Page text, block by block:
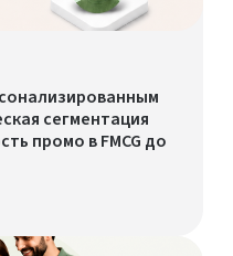
сегментация
промо в FMCG до